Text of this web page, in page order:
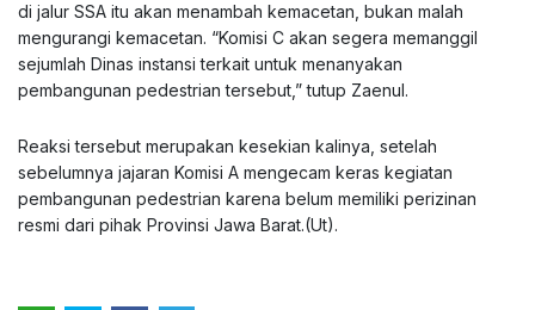
di jalur SSA itu akan menambah kemacetan, bukan malah
mengurangi kemacetan. “Komisi C akan segera memanggil
sejumlah Dinas instansi terkait untuk menanyakan
pembangunan pedestrian tersebut,” tutup Zaenul.
Reaksi tersebut merupakan kesekian kalinya, setelah
sebelumnya jajaran Komisi A mengecam keras kegiatan
pembangunan pedestrian karena belum memiliki perizinan
resmi dari pihak Provinsi Jawa Barat.(Ut).